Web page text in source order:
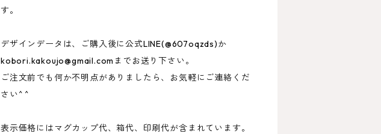
す。
デザインデータは、ご購入後に公式LINE(@607oqzds)か
kobori.kakoujo@gmail.com までお送り下さい。
ご注文前でも何か不明点がありましたら、お気軽にご連絡くだ
さい^ ^
表示価格にはマグカップ代、箱代、印刷代が含まれています。